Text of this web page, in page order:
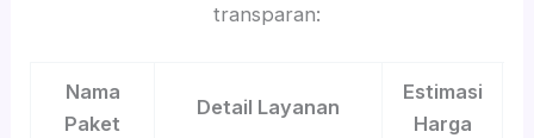
transparan:
Nama
Paket
Detail Layanan
Estimasi
Harga